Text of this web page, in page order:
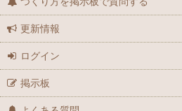
更新情報
ログイン
掲示板